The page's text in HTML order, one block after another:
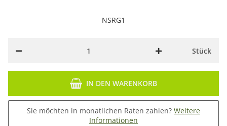
NSRG1
Stück
IN DEN WARENKORB
Sie möchten in monatlichen Raten zahlen? Weitere
Informationen